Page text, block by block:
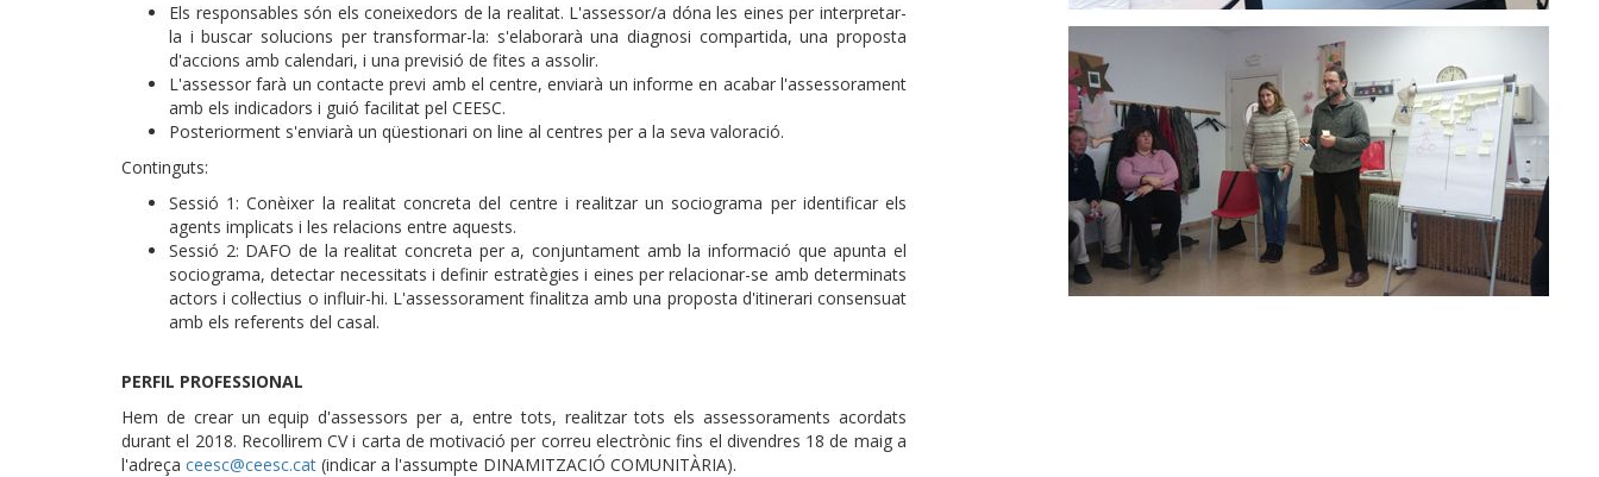
Els responsables són els coneixedors de la realitat. L'assessor/a dóna les eines per interpretar-
la i buscar solucions per transformar-la: s'elaborarà una diagnosi compartida, una proposta
d'accions amb calendari, i una previsió de fites a assolir.
L'assessor farà un contacte previ amb el centre, enviarà un informe en acabar l'assessorament
amb els indicadors i guió facilitat pel CEESC.
Posteriorment s'enviarà un qüestionari on line al centres per a la seva valoració.
Continguts:
Sessió 1: Conèixer la realitat concreta del centre i realitzar un sociograma per identificar els
agents implicats i les relacions entre aquests.
Sessió 2: DAFO de la realitat concreta per a, conjuntament amb la informació que apunta el
sociograma, detectar necessitats i definir estratègies i eines per relacionar-se amb determinats
actors i col·lectius o influir-hi. L'assessorament finalitza amb una proposta d'itinerari consensuat
amb els referents del casal.
PERFIL PROFESSIONAL
Hem de crear un equip d'assessors per a, entre tots, realitzar tots els assessoraments acordats
durant el 2018. Recollirem CV i carta de motivació per correu electrònic fins el divendres 18 de maig a
l'adreça ceesc@ceesc.cat (indicar a l'assumpte DINAMITZACIÓ COMUNITÀRIA).